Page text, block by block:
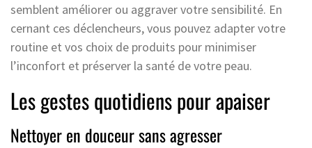
semblent améliorer ou aggraver votre sensibilité. En
cernant ces déclencheurs, vous pouvez adapter votre
routine et vos choix de produits pour minimiser
l’inconfort et préserver la santé de votre peau.
Les gestes quotidiens pour apaiser
Nettoyer en douceur sans agresser